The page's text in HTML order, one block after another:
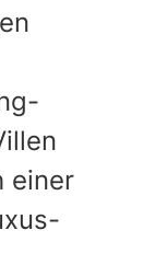
einer